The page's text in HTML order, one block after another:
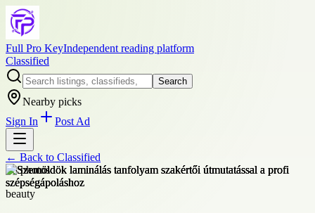
Full Pro KeyIndependent reading platform
Classified
Search
Nearby picks
Sign In
Post Ad
← Back to Classified
+8photos
beauty